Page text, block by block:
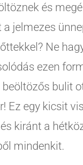
és
jelmezes
Ne
ezen
beöltözős bulit
Ez egy kicsit
kiránt a
mindenkit.